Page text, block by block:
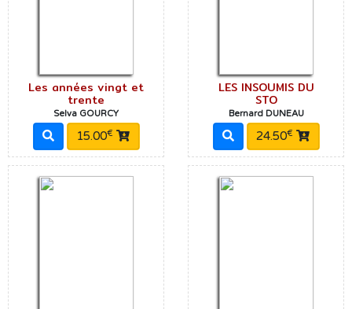
Les années vingt et
trente
Selva GOURCY
15.00€
LES INSOUMIS DU
STO
Bernard DUNEAU
24.50€